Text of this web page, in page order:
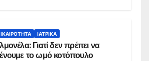
ΙΑΤΡΙΚΆ
Γιατί δεν πρέπει να
το ωμό κοτόπουλο